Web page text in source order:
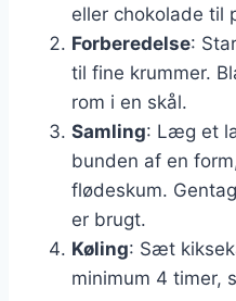
eller chokolade til
Forberedelse:
til fine krummer.
rom i en skål.
Samling: Læg et
bunden af en
flødeskum.
er brugt.
Køling: Sæt
minimum 4 timer,